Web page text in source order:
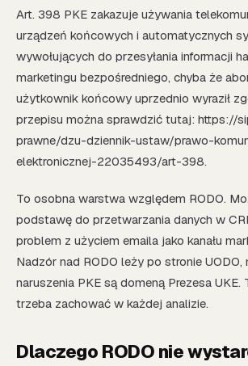
Art. 398 PKE zakazuje używania
urządzeń końcowych i automatycznych
wywołujących do przesyłania informacji
marketingu bezpośredniego, chyba że
użytkownik końcowy uprzednio wyraził
przepisu można sprawdzić tutaj: https://
prawne/dzu-dziennik-ustaw/prawo-
elektronicznej-22035493/art-398.
To osobna warstwa względem RODO.
podstawę do przetwarzania danych w
problem z użyciem emaila jako kanału
Nadzór nad RODO leży po stronie
naruszenia PKE są domeną Prezesa UKE.
trzeba zachować w każdej analizie.
Dlaczego RODO nie